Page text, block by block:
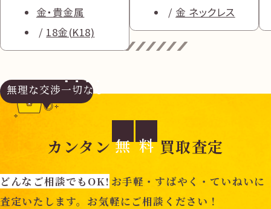
金・貴金属
18金(K18)
金 ネックレス
無理な交渉一切なし
カンタン 無 料 買取査定
どんなご相談でもOK! お手軽・すばやく・ていねいに
査定いたします。お気軽にご相談ください！